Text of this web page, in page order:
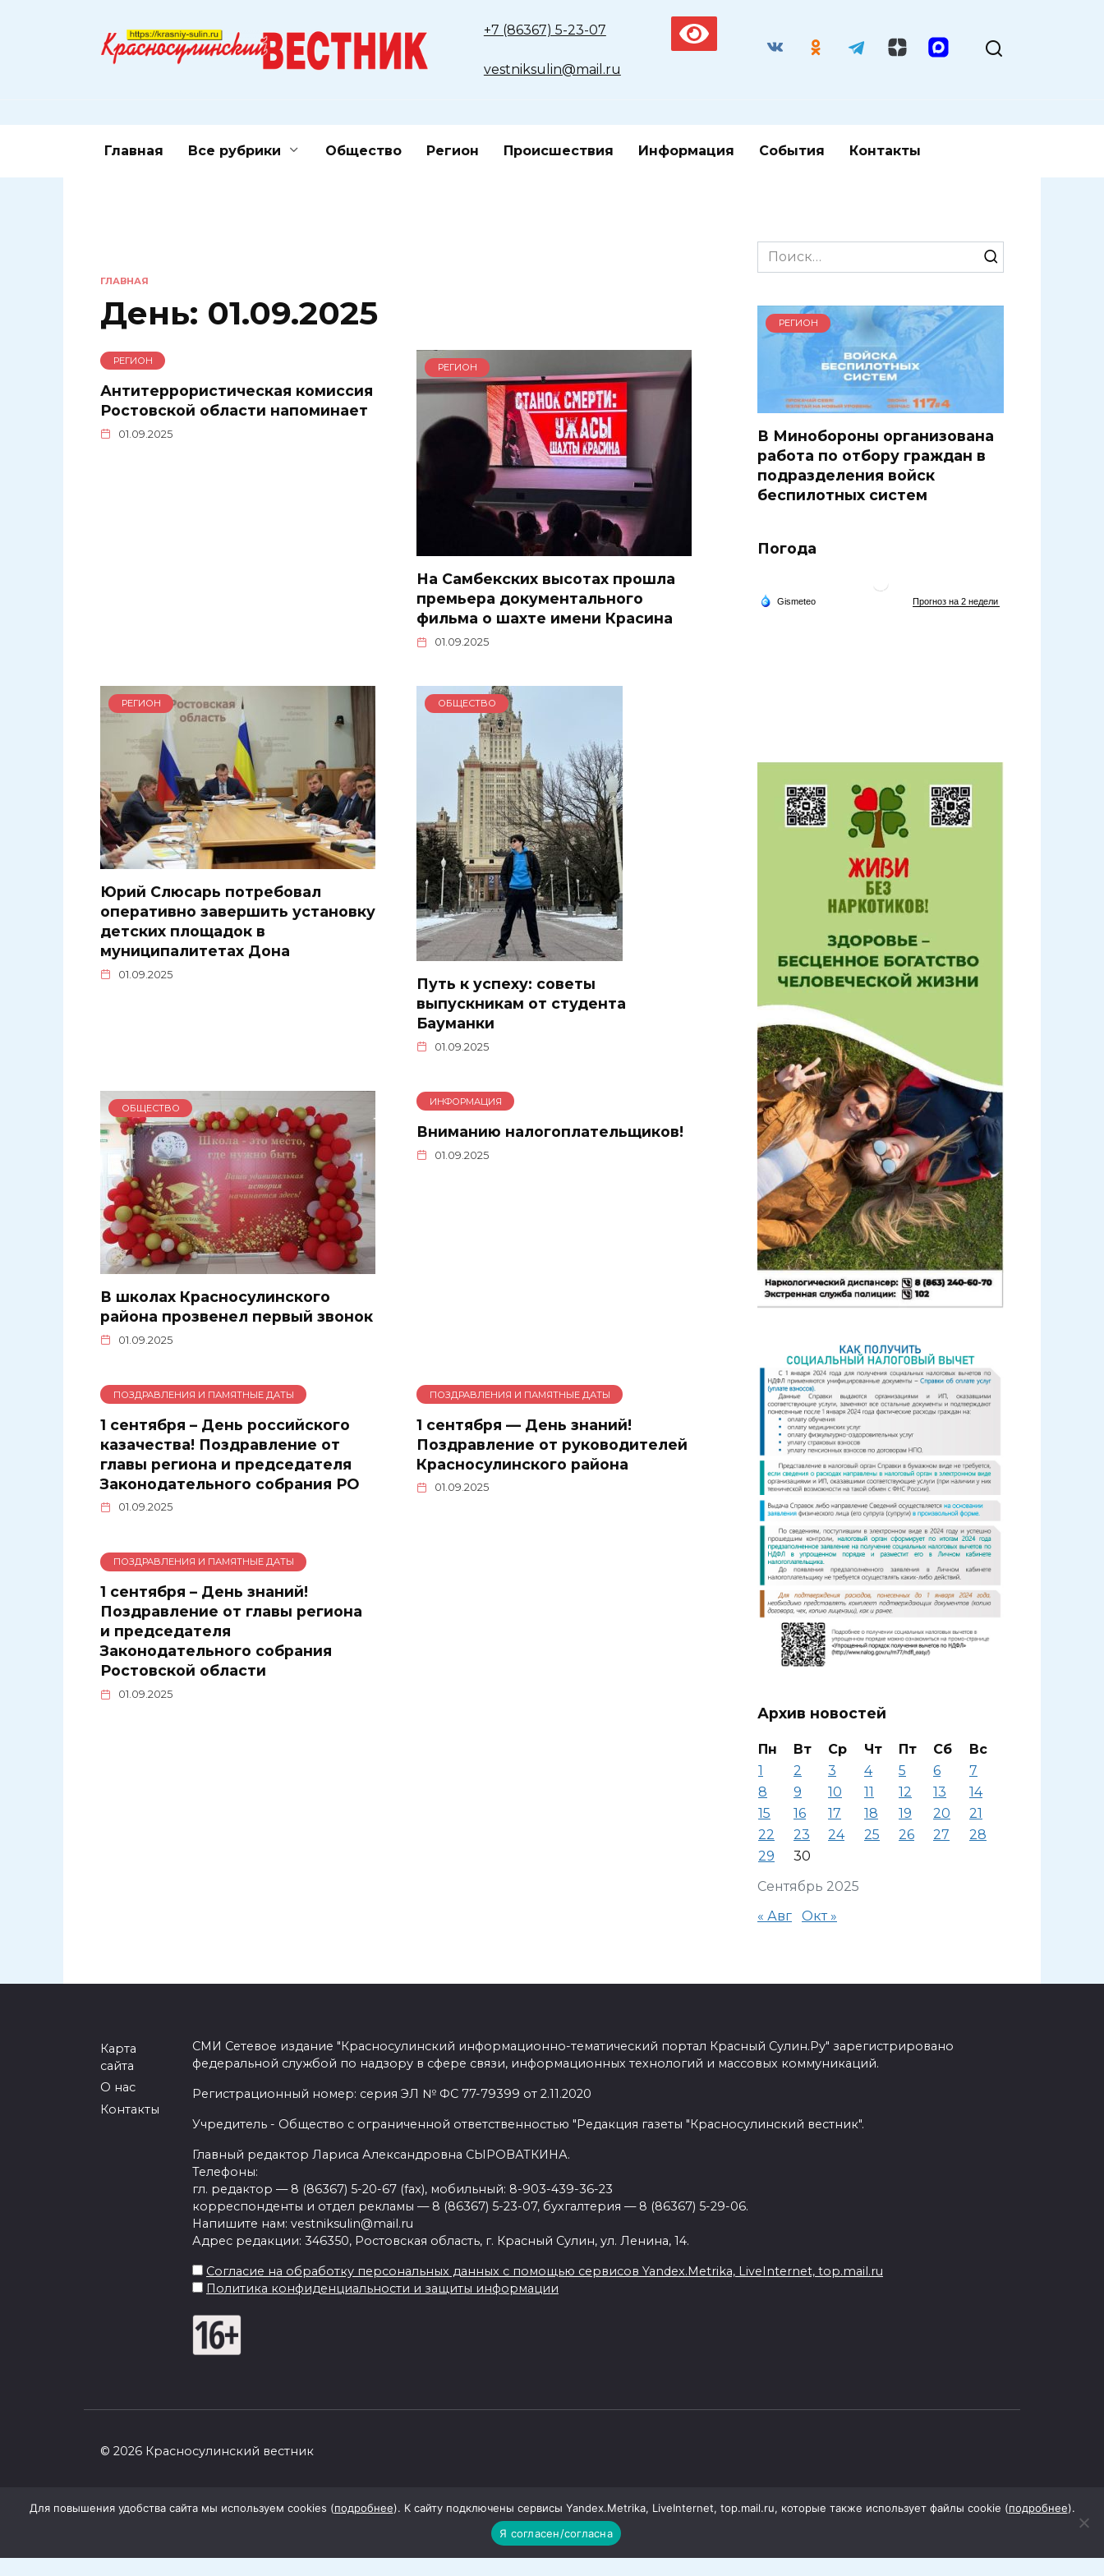
+7 (86367) 5-23-07
vestniksulin@mail.ru
Главная Все рубрики Общество Регион Происшествия Информация События Контакты
ГЛАВНАЯ
День: 01.09.2025
РЕГИОН
Антитеррористическая комиссия
Ростовской области напоминает
01.09.2025
РЕГИОН
На Самбекских высотах прошла
премьера документального
фильма о шахте имени Красина
01.09.2025
РЕГИОН
Юрий Слюсарь потребовал
оперативно завершить установку
детских площадок в
муниципалитетах Дона
01.09.2025
ОБЩЕСТВО
Путь к успеху: советы
выпускникам от студента
Бауманки
01.09.2025
ОБЩЕСТВО
В школах Красносулинского
района прозвенел первый звонок
01.09.2025
ИНФОРМАЦИЯ
Вниманию налогоплательщиков!
01.09.2025
ПОЗДРАВЛЕНИЯ И ПАМЯТНЫЕ ДАТЫ
1 сентября – День российского
казачества! Поздравление от
главы региона и председателя
Законодательного собрания РО
01.09.2025
ПОЗДРАВЛЕНИЯ И ПАМЯТНЫЕ ДАТЫ
1 сентября — День знаний!
Поздравление от руководителей
Красносулинского района
01.09.2025
ПОЗДРАВЛЕНИЯ И ПАМЯТНЫЕ ДАТЫ
1 сентября – День знаний!
Поздравление от главы региона
и председателя
Законодательного собрания
Ростовской области
01.09.2025
Search
for:
РЕГИОН
В Минобороны организована
работа по отбору граждан в
подразделения войск
беспилотных систем
Погода
Архив новостей
Сентябрь 2025
Пн Вт Ср Чт Пт Сб
Вс
1
2 3 4 5 6
7
8
9 10 11 12 13
14
15
16 17 18 19 20
21
22
23 24 25 26 27
28
29
30
« Авг Окт »
Карта
сайта
О нас
Контакты
СМИ Сетевое издание "Красносулинский информационно-тематический портал Красный Сулин.Ру" зарегистрировано
федеральной службой по надзору в сфере связи, информационных технологий и массовых коммуникаций.
Регистрационный номер: серия ЭЛ № ФС 77-79399 от 2.11.2020
Учредитель - Общество с ограниченной ответственностью "Редакция газеты "Красносулинский вестник".
Главный редактор Лариса Александровна СЫРОВАТКИНА.
Телефоны:
гл. редактор — 8 (86367) 5-20-67 (fax), мобильный: 8-903-439-36-23
корреспонденты и отдел рекламы — 8 (86367) 5-23-07, бухгалтерия — 8 (86367) 5-29-06.
Напишите нам: vestniksulin@mail.ru
Адрес редакции: 346350, Ростовская область, г. Красный Сулин, ул. Ленина, 14.
Согласие на обработку персональных данных с помощью сервисов Yandex.Metrika, LiveInternet, top.mail.ru
Политика конфиденциальности и защиты информации
© 2026 Красносулинский вестник
Для повышения удобства сайта мы используем cookies (подробнее). К сайту подключены сервисы Yandex.Metrika, LiveInternet, top.mail.ru, которые также использует файлы cookie (подробнее).
Я согласен/согласна